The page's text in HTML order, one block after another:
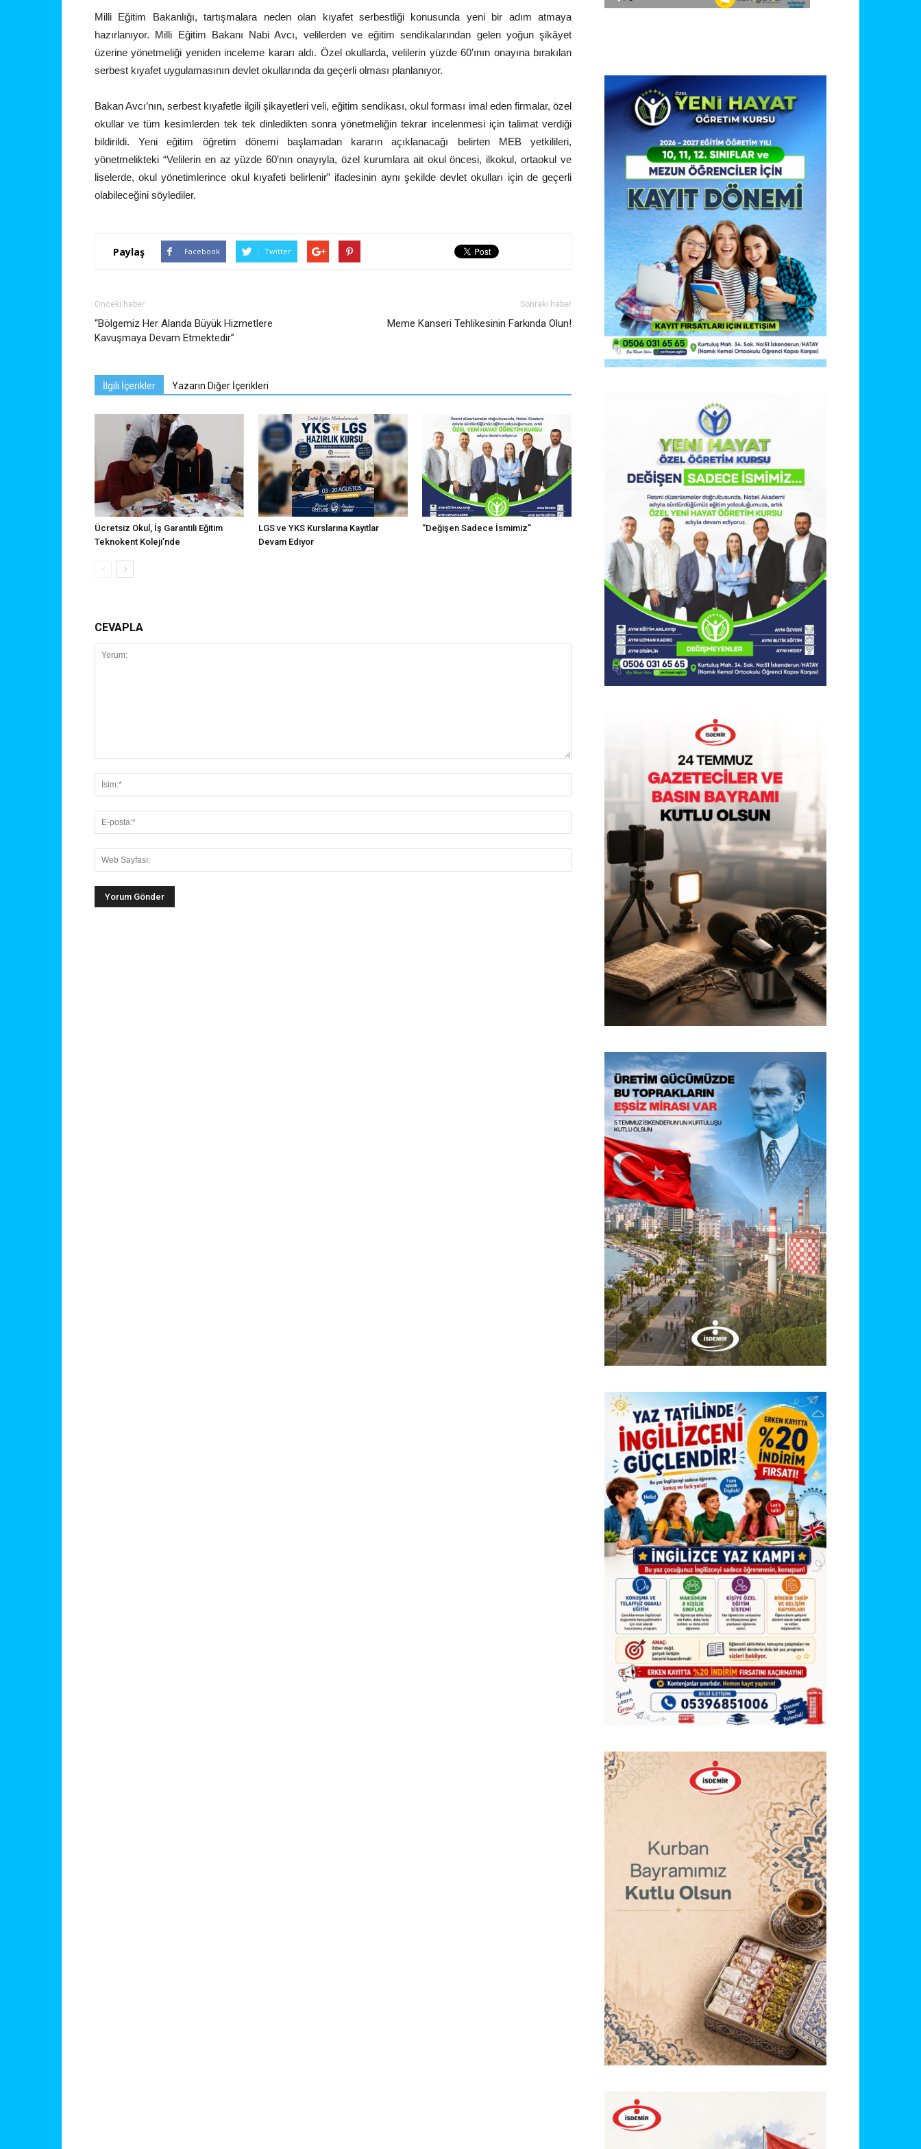
Milli Eğitim Bakanlığı, tartışmalara neden olan kıyafet serbestliği konusunda yeni bir adım atmaya
hazırlanıyor. Milli Eğitim Bakanı Nabi Avcı, velilerden ve eğitim sendikalarından gelen yoğun şikâyet
üzerine yönetmeliği yeniden inceleme kararı aldı. Özel okullarda, velilerin yüzde 60’ının onayına bırakılan
serbest kıyafet uygulamasının devlet okullarında da geçerli olması planlanıyor.
Bakan Avcı’nın, serbest kıyafetle ilgili şikayetleri veli, eğitim sendikası, okul forması imal eden firmalar, özel
okullar ve tüm kesimlerden tek tek dinledikten sonra yönetmeliğin tekrar incelenmesi için talimat verdiği
bildirildi. Yeni eğitim öğretim dönemi başlamadan kararın açıklanacağı belirten MEB yetkilileri,
yönetmelikteki “Velilerin en az yüzde 60’nın onayıyla, özel kurumlara ait okul öncesi, ilkokul, ortaokul ve
liselerde, okul yönetimlerince okul kıyafeti belirlenir” ifadesinin aynı şekilde devlet okulları için de geçerli
olabileceğini söylediler.
Paylaş Facebook Twitter
Önceki haber
“Bölgemiz Her Alanda Büyük Hizmetlere
Kavuşmaya Devam Etmektedir”
Sonraki haber
Meme Kanseri Tehlikesinin Farkında Olun!
İlgili İçerikler Yazarın Diğer İçerikleri
Ücretsiz Okul, İş Garantili Eğitim
Teknokent Koleji’nde
LGS ve YKS Kurslarına Kayıtlar
Devam Ediyor
“Değişen Sadece İsmimiz”
CEVAPLA